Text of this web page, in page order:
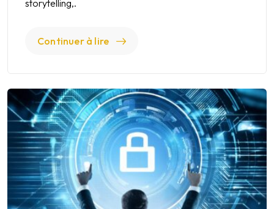
storytelling,.
Continuer à lire